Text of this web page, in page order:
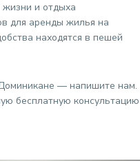
жизни и отдыха
для аренды жилья на
находятся в пешей
— напишите нам.
бесплатную консультацию